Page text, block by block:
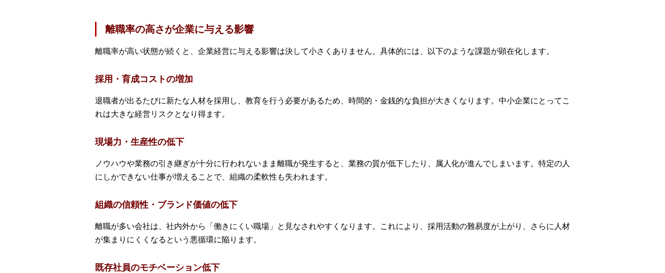
離職率の高さが企業に与える影響
離職率が高い状態が続くと、企業経営に与える影響は決して小さくありません。具体的には、以下のような課題が顕在化します。
採用・育成コストの増加
退職者が出るたびに新たな人材を採用し、教育を行う必要があるため、時間的・金銭的な負担が大きくなります。中小企業にとってこ
れは大きな経営リスクとなり得ます。
現場力・生産性の低下
ノウハウや業務の引き継ぎが十分に行われないまま離職が発生すると、業務の質が低下したり、属人化が進んでしまいます。特定の人
にしかできない仕事が増えることで、組織の柔軟性も失われます。
組織の信頼性・ブランド価値の低下
離職が多い会社は、社内外から「働きにくい職場」と見なされやすくなります。これにより、採用活動の難易度が上がり、さらに人材
が集まりにくくなるという悪循環に陥ります。
既存社員のモチベーション低下